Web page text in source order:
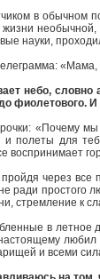
в обычном
науки,
небо,
фиолетового.
«Почему
полеты для
воспринимает
через
ради простого
стремление к
в летное
и всеми